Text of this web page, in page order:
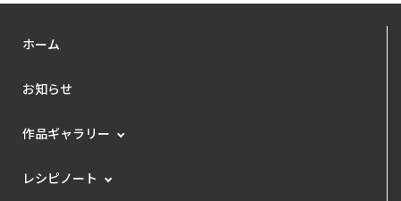
ホーム
お知らせ
作品ギャラリー
レシピノート